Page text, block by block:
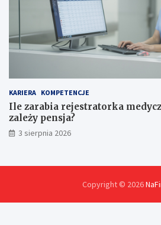
KARIERA KOMPETENCJE
Ile zarabia rejestratorka
zależy pensja?
3 sierpnia 2026
Copyright © 2026